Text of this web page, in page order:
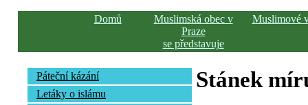
Domů
Muslimská obec v
Praze
se představuje
Muslimové
Páteční kázání
Letáky o islámu
Stánek